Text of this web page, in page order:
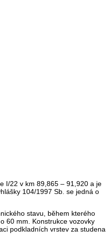
I/22 v km 89,865 – 91,920 a je
104/1997 Sb. se jedná o
stavu, během kterého
60 mm. Konstrukce vozovky
podkladních vrstev za studena